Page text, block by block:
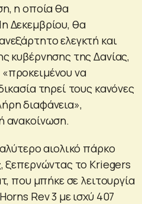
η οποία θα
Δεκεμβρίου, θα
ελεγκτή και
κυβέρνησης της Δανίας,
να
τηρεί τους κανόνες
διαφάνεια»,
ανακοίνωση.
αιολικό πάρκο
ξεπερνώντας το Kriegers
που μπήκε σε λειτουργία
Rev 3 με ισχύ 407